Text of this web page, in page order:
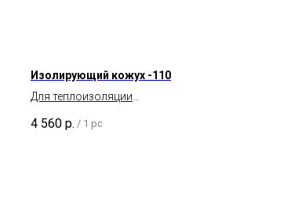
Изолирующий кожух -110
Для теплоизоляции
мм (неизолированного).
4 560 р. / 1 pc